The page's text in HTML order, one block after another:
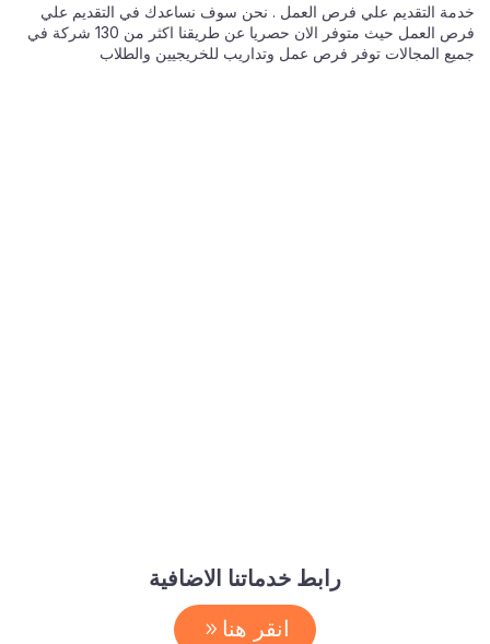
خدمة التقديم علي فرص العمل . نحن سوف نساعدك في التقديم علي
فرص العمل حيث متوفر الان حصريا عن طريقنا اكثر من 130 شركة في
جميع المجالات توفر فرص عمل وتداريب للخريجيين والطلاب
رابط خدماتنا الاضافية
انقر هنا